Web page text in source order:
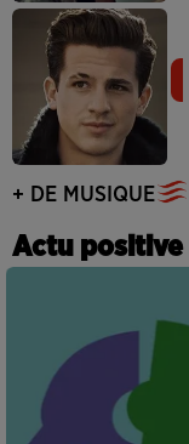
+ DE MUSIQUE
Actu positive